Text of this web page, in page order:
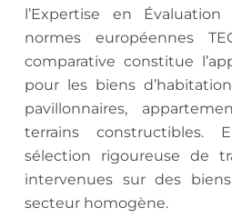
l’Expertise en
normes européennes
comparative constitue
pour les biens
pavillonnaires,
terrains constructibles.
sélection rigoureuse de
intervenues sur des
secteur homogène.